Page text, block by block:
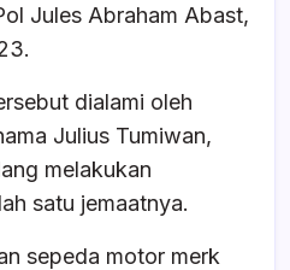
Jules Abraham Abast,
dialami oleh
Julius Tumiwan,
melakukan
satu jemaatnya.
sepeda motor merk